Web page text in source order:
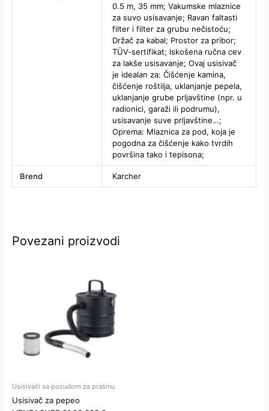
0.5 m, 35 mm; Vakumske mlaznice
za suvo usisavanje; Ravan faltasti
filter i filter za grubu nečistoću;
Držač za kabal; Prostor za pribor;
TÜV-sertifikat; Iskošena ručna cev
za lakše usisavanje; Ovaj usisivač
je idealan za: Čišćenje kamina,
čišćenje roštilja, uklanjanje pepela,
uklanjanje grube prljavštine (npr. u
radionici, garaži ili podrumu),
usisavanje suve prljavštine…;
Oprema: Mlaznica za pod, koja je
pogodna za čišćenje kako tvrdih
površina tako i tepisona;
Brend Karcher
Povezani proizvodi
Usisivači sa posudom za prašinu
Usisivač za pepeo